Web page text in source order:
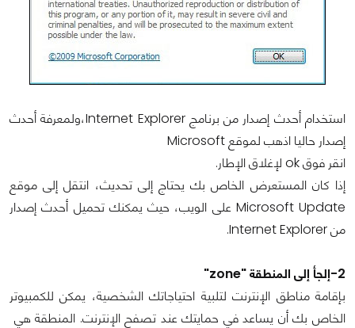
استخدام أحدث إصدار من برنامج Internet Explorer،ولمعرفة أحدث
إصدار حاليا اذهب لموقع Microsoft
انقر فوق ok لإغلاق الإطار.
إذا كان المستعرض الخاص بك يحتاج إلى تحديث، انتقل إلى موقع
Microsoft Update على الويب، حيث يمكنك تحميل أحدث إصدار
من Internet Explorer.
2-إلجأ إلى المنطقة "zone"
بإقامة مناطق الإنترنت لتلبية احتياجاتك الشخصية، يمكن للكمبيوتر
الخاص بك أن يساعد في حمايتك عند تصفح الإنترنت. المنطقة هي